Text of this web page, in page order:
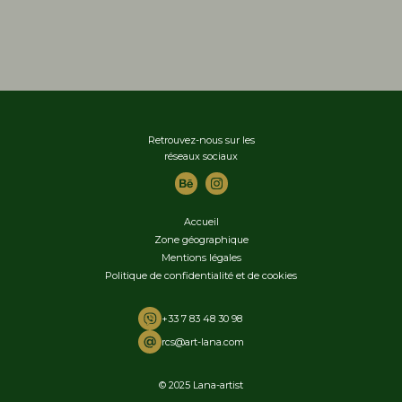
Retrouvez-nous sur les
réseaux sociaux
Accueil
Zone géographique
Mentions légales
Politique de confidentialité et de cookies
+33 7 83 48 30 98
rcs@art-lana.com
© 2025 Lana-artist